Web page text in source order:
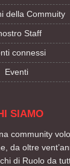
della Commuity
Staff
connessi
Eventi
SIAMO
community
da oltre
di Ruolo da